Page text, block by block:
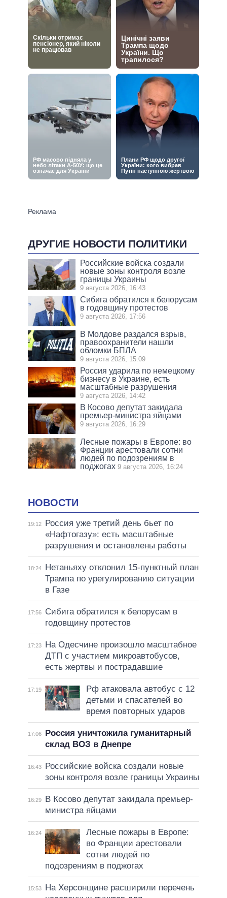
ДРУГИЕ НОВОСТИ ПОЛИТИКИ
Российские войска создали
новые зоны контроля возле
границы Украины
9 августа 2026, 16:43
Сибига обратился к белорусам
в годовщину протестов
9 августа 2026, 17:56
В Молдове раздался взрыв,
правоохранители нашли
обломки БПЛА
9 августа 2026, 15:09
Россия ударила по немецкому
бизнесу в Украине, есть
масштабные разрушения
9 августа 2026, 14:42
В Косово депутат закидала
премьер-министра яйцами
9 августа 2026, 16:29
Лесные пожары в Европе: во
Франции арестовали сотни
людей по подозрениям в
поджогах 9 августа 2026, 16:24
НОВОСТИ
19:12
Россия уже третий день бьет по
«Нафтогазу»: есть масштабные
разрушения и остановлены работы
18:24
Нетаньяху отклонил 15-пунктный план
Трампа по урегулированию ситуации
в Газе
17:56
Сибига обратился к белорусам в
годовщину протестов
17:23
На Одесчине произошло масштабное
ДТП с участием микроавтобусов,
есть жертвы и пострадавшие
17:19
Рф атаковала автобус с 12
детьми и спасателей во
время повторных ударов
17:06
Россия уничтожила гуманитарный
склад ВОЗ в Днепре
16:43
Российские войска создали новые
зоны контроля возле границы Украины
16:29
В Косово депутат закидала премьер-
министра яйцами
16:24
Лесные пожары в Европе:
во Франции арестовали
сотни людей по
подозрениям в поджогах
15:53
На Херсонщине расширили перечень